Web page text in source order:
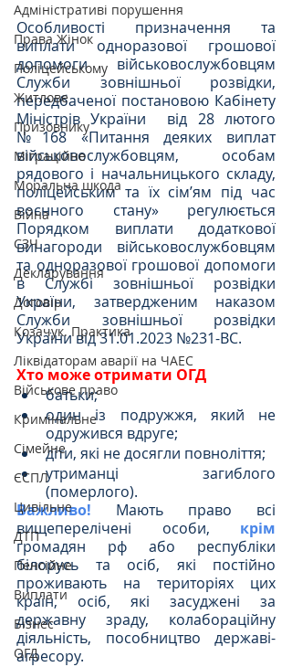
Адміністративі порушення
Права Жінок
Поліцейському
Житлове
Призовнику
Міграційне
Моральна шкода
Війна
СЗЧ
Декларування
Договір
Козачук. Практика
Ліквідаторам аварії на ЧАЕС
Військове право
Кримінальне
Сімейне
ЄСПЛ
Цивільне
ДТП
Пенсійне
Виплати
Бізнес
ОГД
Особливості призначення та
виплати одноразової грошової
допомоги військовослужбовцям
Служби зовнішньої розвідки,
передбаченої постановою Кабінету
Міністрів України  від 28 лютого
№168 «Питання деяких виплат
військовослужбовцям, особам
рядового і начальницького складу,
поліцейським та їх сім’ям під час
воєнного стану» регулюється
Порядком виплати додаткової
винагороди військовослужбовцям
та одноразової грошової допомоги
в Службі зовнішньої розвідки
України, затвердженим наказом
Служби зовнішньої розвідки
України від 31.01.2023 №231-ВС.
Хто може отримати ОГД
батьки;
один із подружжя, який не
одружився вдруге;
діти, які не досягли повноліття;
утриманці загиблого
(померлого).
Важливо! Мають право всі
вищеперелічені особи,
крім
громадян рф або республіки
білорусь та осіб, які постійно
проживають на територіях цих
країн, осіб, які засуджені за
державну зраду, колабораційну
діяльність, пособництво державі-
агресору.